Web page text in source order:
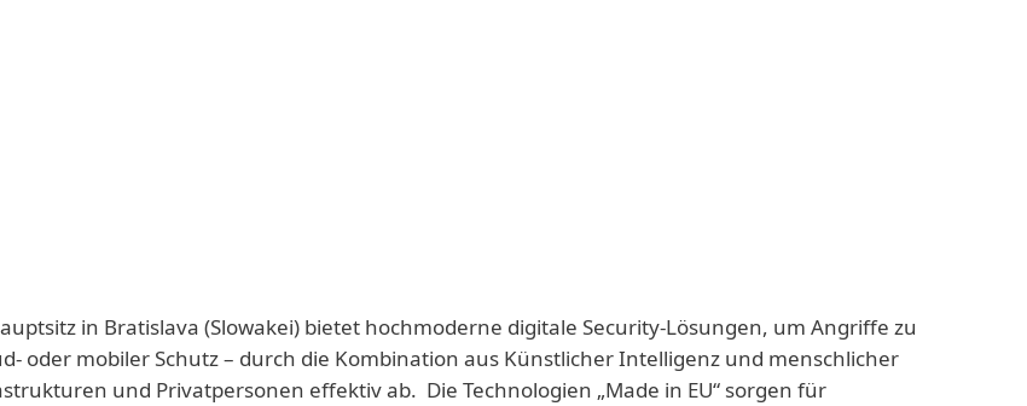
in Bratislava (Slowakei) bietet hochmoderne digitale Security-Lösungen, um Angriffe zu
oder mobiler Schutz – durch die Kombination aus Künstlicher Intelligenz und menschlicher
und Privatpersonen effektiv ab. Die Technologien „Made in EU“ sorgen für